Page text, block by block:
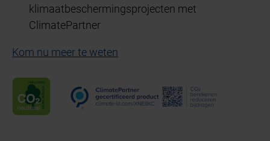
klimaatbeschermingsprojecten met
ClimatePartner
Kom nu meer te weten